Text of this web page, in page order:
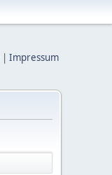
| Impressum